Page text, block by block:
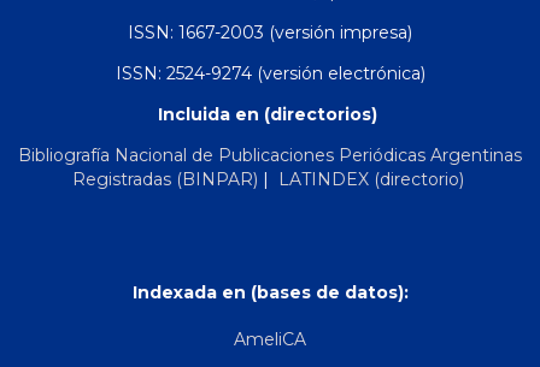
ISSN: 1667-2003 (versión impresa)
ISSN: 2524-9274 (versión electrónica)
Incluida en (directorios)
Bibliografía Nacional de Publicaciones Periódicas Argentinas
Registradas (BINPAR) | LATINDEX (directorio)
Indexada en (bases de datos):
AmeliCA